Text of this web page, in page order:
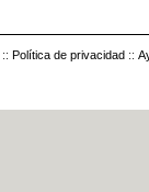
:: Política de privacidad ::